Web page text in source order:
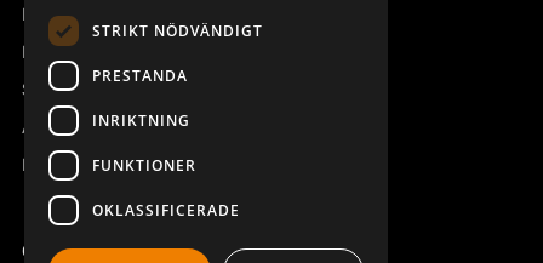
Nyheter
Pressrum
Säkerhet och direktiv
Allmänna villkor
REACH
Copyright ©2026 Åkerströms. All rights reserved.
STRIKT NÖDVÄNDIGT
PRESTANDA
INRIKTNING
FUNKTIONER
OKLASSIFICERADE